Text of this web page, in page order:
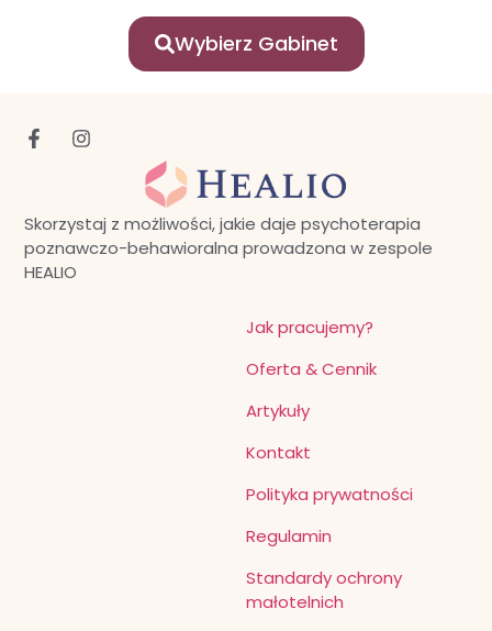
Wybierz Gabinet
Skorzystaj z możliwości, jakie daje psychoterapia
poznawczo-behawioralna prowadzona w zespole
HEALIO
Jak pracujemy?
Oferta & Cennik
Artykuły
Kontakt
Polityka prywatności
Regulamin
Standardy ochrony
małotelnich